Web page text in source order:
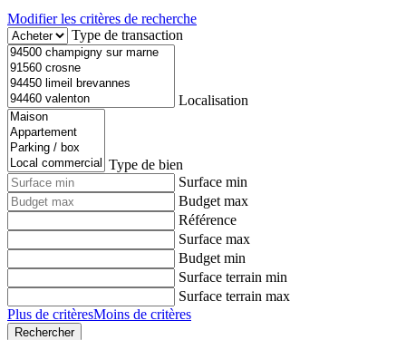
Modifier les critères de recherche
Type de transaction
Localisation
Type de bien
Surface min
Budget max
Référence
Surface max
Budget min
Surface terrain min
Surface terrain max
Plus de critèresMoins de critères